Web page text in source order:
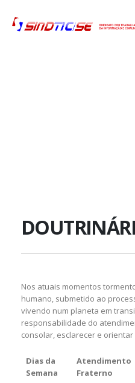
Nos atuais momentos
humano, submetido ao
vivendo num planeta em
responsabilidade do
consolar, esclarecer e orientar
Dias da
Semana
Atendimento
Fraterno